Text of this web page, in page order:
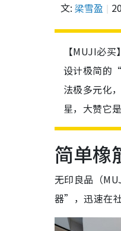
文: 梁雪盈
【MUJI必
设计极简的
法极多元化
星，大赞它
简单橡
无印良品（
器”，迅速在